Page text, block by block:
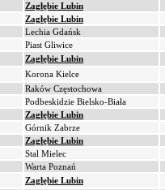
Zagłębie Lubin
Zagłębie Lubin
Lechia Gdańsk
Piast Gliwice
Zagłębie Lubin
Korona Kielce
Raków Częstochowa
Podbeskidzie Bielsko-Biała
Zagłębie Lubin
Górnik Zabrze
Zagłębie Lubin
Stal Mielec
Warta Poznań
Zagłębie Lubin